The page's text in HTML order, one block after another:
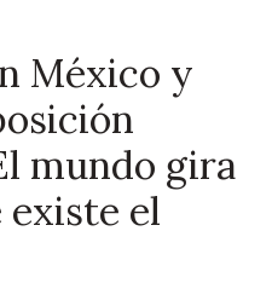
México y
mundo gira
el